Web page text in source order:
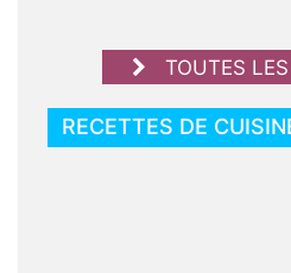
TOUTES
RECETTES DE